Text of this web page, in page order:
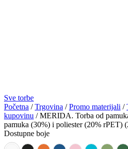
Sve torbe
Početna /Trgovina /Promo materijali /
kupovinu / MERIDA. Torba od
pamuka (30%) i poliester (20% rPET)
Dostupne boje